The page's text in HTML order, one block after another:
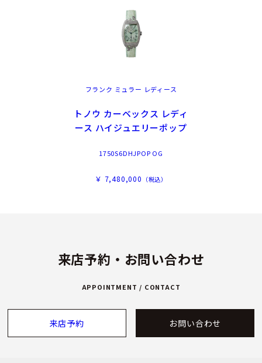
フランク ミュラー レディース
トノウ カーベックス レディ
ース ハイジュエリーポップ
1750S6DHJPOP OG
￥ 7,480,000 （税込）
来店予約・お問い合わせ
APPOINTMENT / CONTACT
来店予約 お問い合わせ